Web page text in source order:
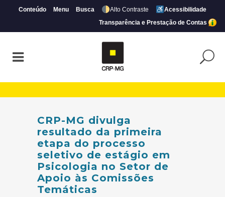
Conteúdo Menu Busca Alto Contraste
Acessibilidade
Transparência e Prestação de Contas
CRP-MG divulga
resultado da primeira
etapa do processo
seletivo de estágio em
Psicologia no Setor de
Apoio às Comissões
Temáticas